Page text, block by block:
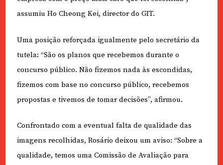
assumiu Ho Cheong Kei, director do GIT.
Uma posição reforçada igualmente pelo secretário da
tutela: “São os planos que recebemos durante o
concurso público. Não fizemos nada às escondidas,
fizemos com base no concurso público, recebemos
propostas e tivemos de tomar decisões”, afirmou.
Confrontado com a eventual falta de qualidade das
imagens recolhidas, Rosário deixou um aviso: “Sobre a
qualidade, temos uma Comissão de Avaliação para